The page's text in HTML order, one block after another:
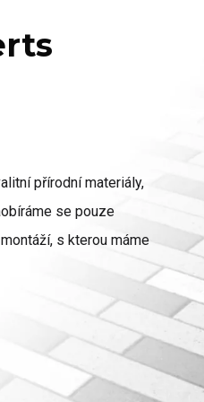
přírodní materiály,
se pouze
s kterou máme